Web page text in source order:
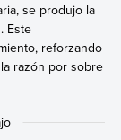
se produjo la
Este
reforzando
razón por sobre